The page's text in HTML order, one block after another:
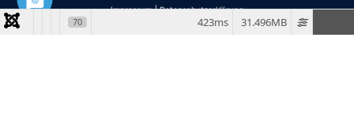
70 31.496MB
423ms
Impressum | Datenschutzerklärung